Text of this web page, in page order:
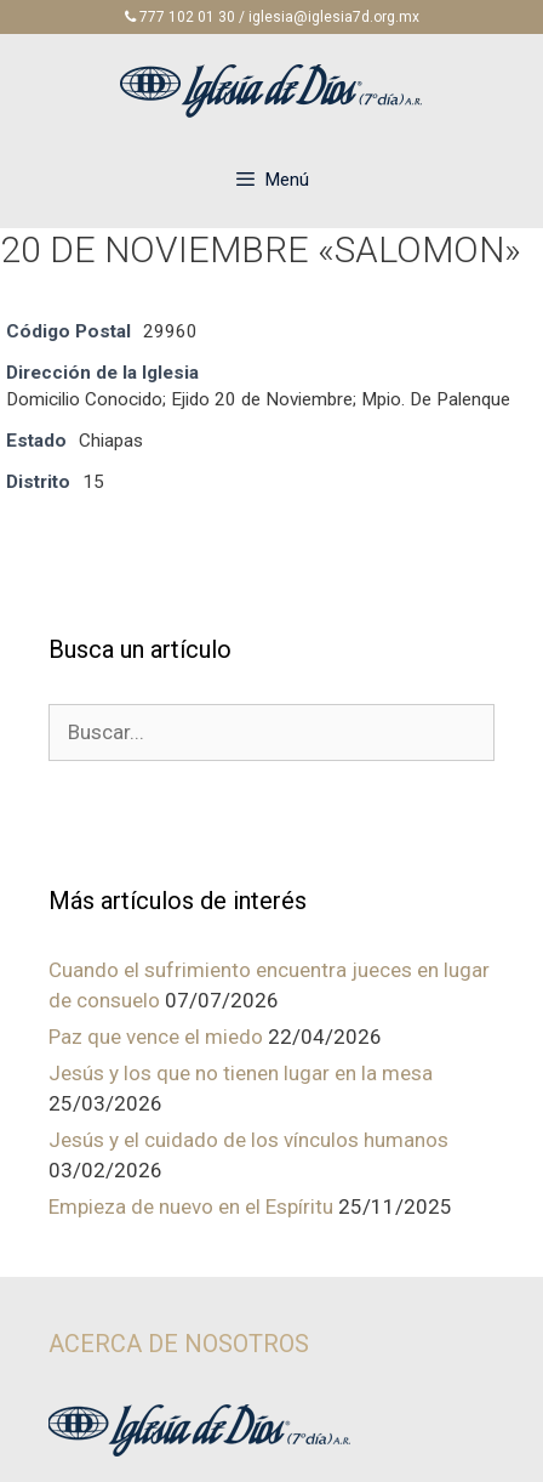
777 102 01 30 / iglesia@iglesia7d.org.mx
Menú
20 DE NOVIEMBRE «SALOMON»
Código Postal 29960
Dirección de la Iglesia
Domicilio Conocido; Ejido 20 de Noviembre; Mpio. De Palenque
Estado
Chiapas
Distrito
15
Busca un artículo
Más artículos de interés
Cuando el sufrimiento encuentra jueces en lugar
de consuelo 07/07/2026
Paz que vence el miedo 22/04/2026
Jesús y los que no tienen lugar en la mesa
25/03/2026
Jesús y el cuidado de los vínculos humanos
03/02/2026
Empieza de nuevo en el Espíritu 25/11/2025
ACERCA DE NOSOTROS